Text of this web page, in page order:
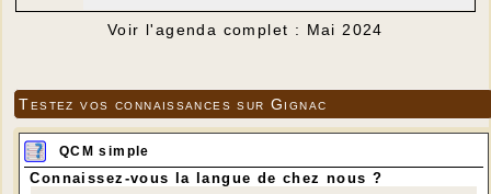
Voir l'agenda complet : Mai 2024
Testez vos connaissances sur Gignac
QCM simple
Connaissez-vous la langue de chez nous ?